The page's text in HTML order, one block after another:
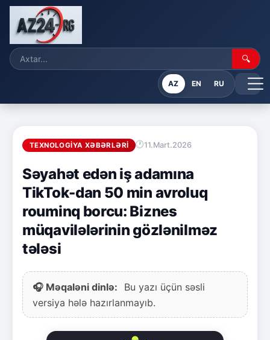
🔍
AZ EN RU
TEXNOLOGIYA XƏBƏRLƏRI 11.Mart.2026
Səyahət edən iş adamına
TikTok-dan 50 min avroluq
rouminq borcu: Biznes
müqavilələrinin gözlənilməz
tələsi
🎧 Məqaləni dinlə:
Bu yazı üçün səsli
versiya hələ hazırlanmayıb.